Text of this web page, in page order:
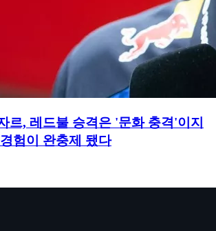
르, 레드불 승격은 '문화 충격'이지
험이 완충제 됐다